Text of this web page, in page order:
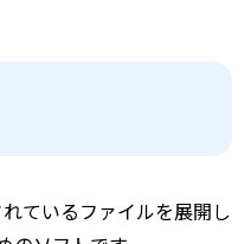
ているファイルを展開し